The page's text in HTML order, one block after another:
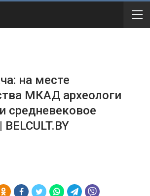
на месте
МКАД археологи
средневековое